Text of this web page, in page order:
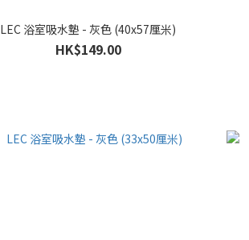
LEC 浴室吸水墊 - 灰色 (40x57厘米)
HK$149.00